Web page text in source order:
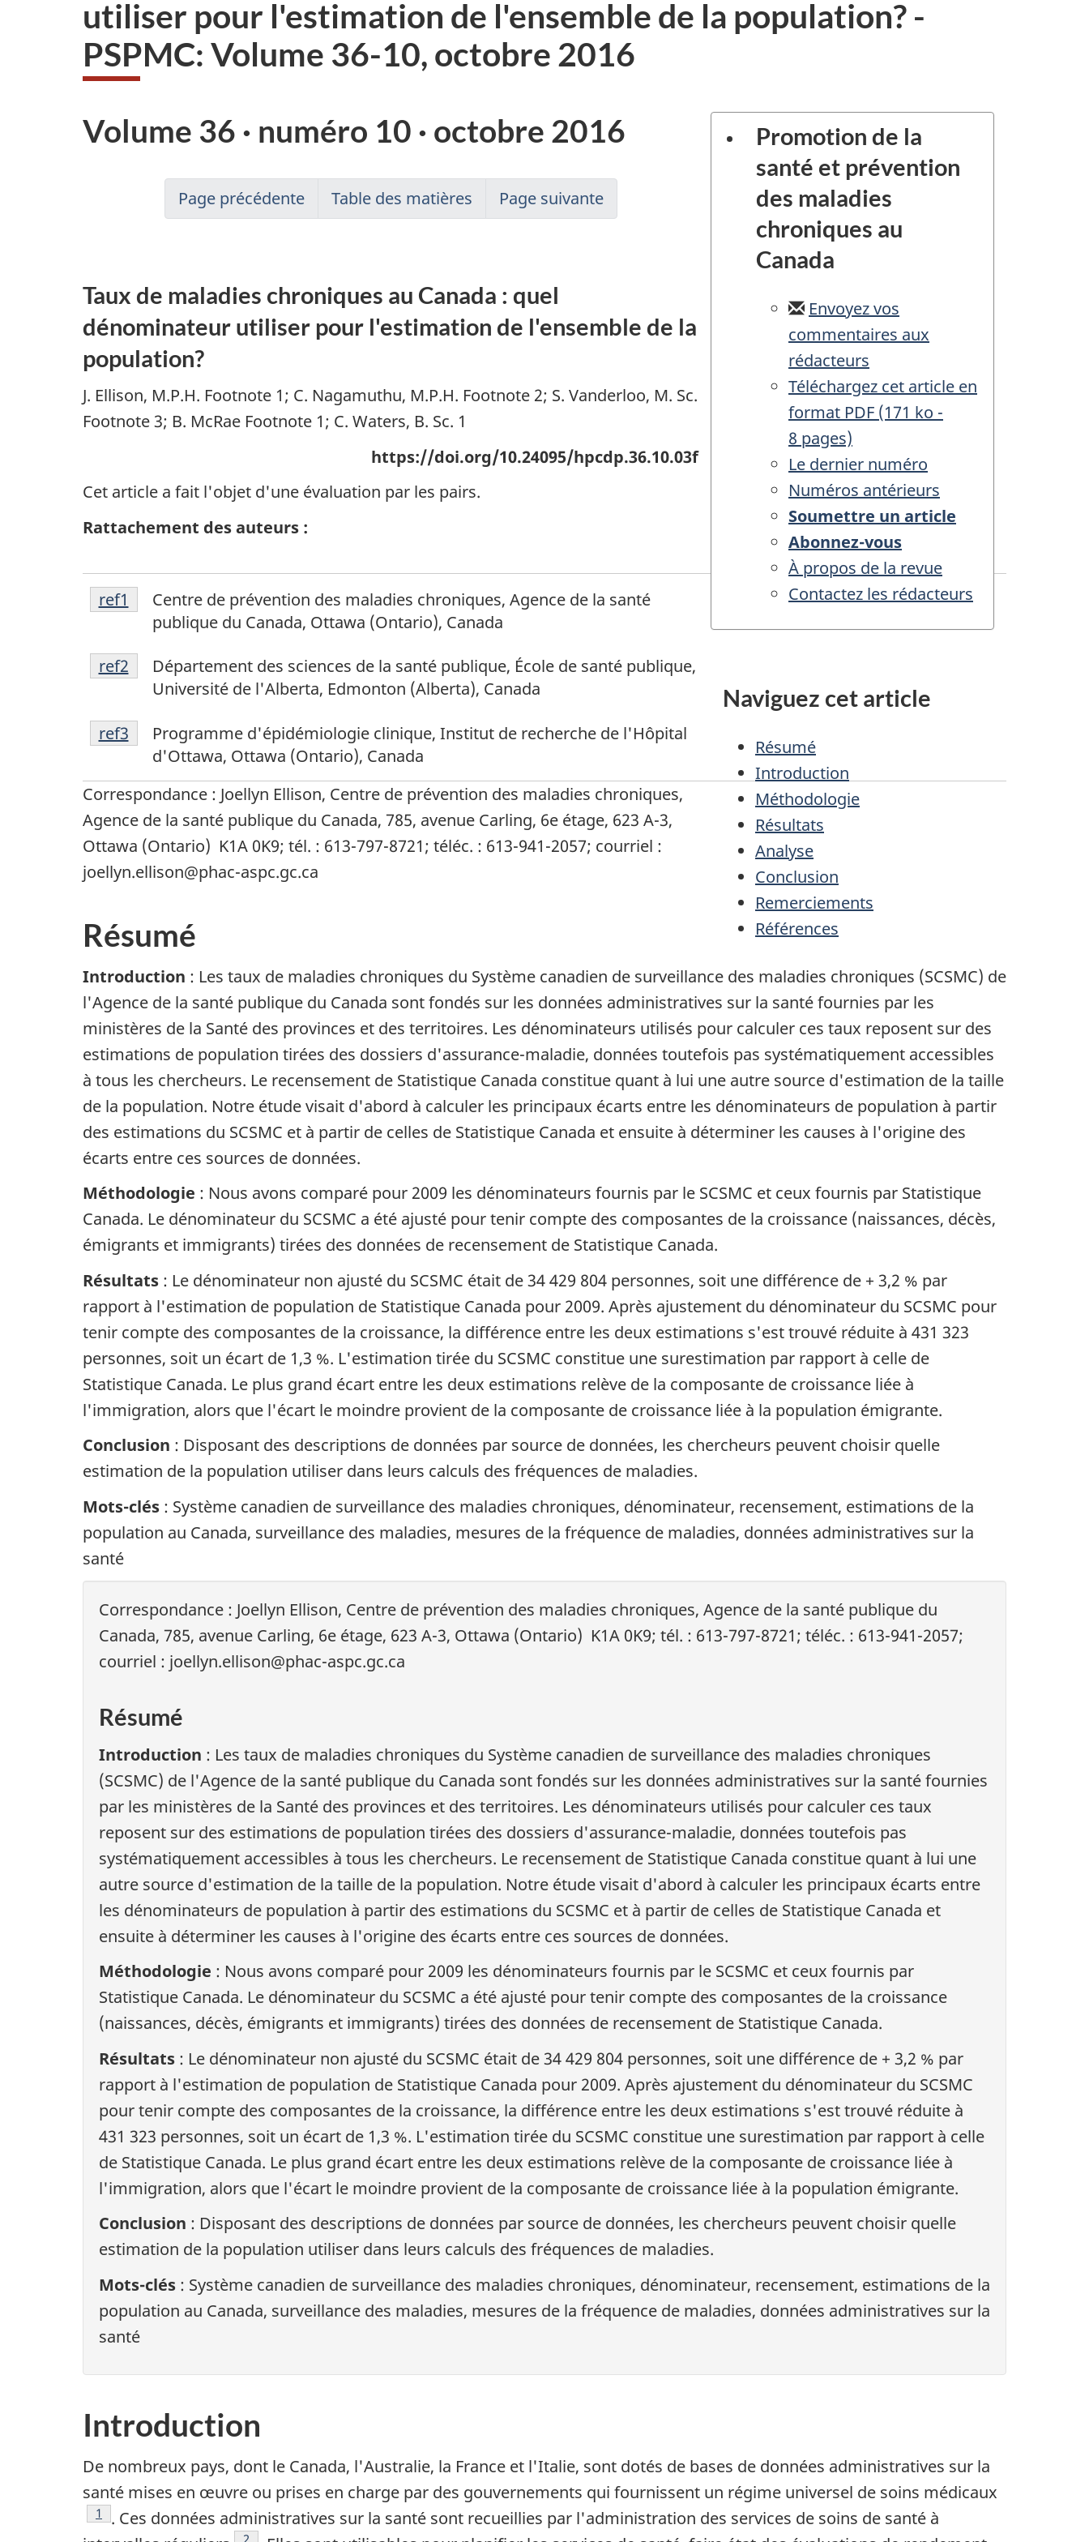
utiliser pour l'estimation de l'ensemble de la population? -
PSPMC: Volume 36-10, octobre 2016
Promotion de la
santé et prévention
des maladies
chroniques au
Canada
Envoyez vos
commentaires aux
rédacteurs
Appel
à
contributions
:
L'environnement
alimentaire
au
Canada
Téléchargez cet article en
format PDF (171 ko -
8 pages)
Le dernier numéro
Numéros antérieurs
Soumettre un article
Abonnez-vous
À propos de la revue
Contactez les rédacteurs
Naviguez cet article
Résumé
Introduction
Méthodologie
Résultats
Analyse
Conclusion
Remerciements
Références
Volume 36 · numéro 10 · octobre 2016
Page précédente Table des matières Page suivante
Taux de maladies chroniques au Canada : quel
dénominateur utiliser pour l'estimation de l'ensemble de la
population?
J. Ellison, M.P.H. Footnote 1; C. Nagamuthu, M.P.H. Footnote 2; S. Vanderloo, M. Sc.
Footnote 3; B. McRae Footnote 1; C. Waters, B. Sc. 1
https://doi.org/10.24095/hpcdp.36.10.03f
Cet article a fait l'objet d'une évaluation par les pairs.
Rattachement des auteurs :
F
o
t
n
o
t
e
Footnote
1
Centre de prévention des maladies chroniques, Agence de la santé
publique du Canada, Ottawa (Ontario), Canada
Return to footnote
ref1 referrer
Footnote
2
Département des sciences de la santé publique, École de santé publique,
Université de l'Alberta, Edmonton (Alberta), Canada
Return tofootnote
ref2 referrer
Footnote
3
Programme d'épidémiologie clinique, Institut de recherche de l'Hôpital
d'Ottawa, Ottawa (Ontario), Canada
Return to footnote
ref3 referrer
Correspondance : Joellyn Ellison, Centre de prévention des maladies chroniques,
Agence de la santé publique du Canada, 785, avenue Carling, 6e étage, 623 A-3,
Ottawa (Ontario) K1A 0K9; tél. : 613-797-8721; téléc. : 613-941-2057; courriel :
joellyn.ellison@phac-aspc.gc.ca
Résumé
Introduction : Les taux de maladies chroniques du Système canadien de surveillance des maladies chroniques (SCSMC) de
l'Agence de la santé publique du Canada sont fondés sur les données administratives sur la santé fournies par les
ministères de la Santé des provinces et des territoires. Les dénominateurs utilisés pour calculer ces taux reposent sur des
estimations de population tirées des dossiers d'assurance-maladie, données toutefois pas systématiquement accessibles
à tous les chercheurs. Le recensement de Statistique Canada constitue quant à lui une autre source d'estimation de la taille
de la population. Notre étude visait d'abord à calculer les principaux écarts entre les dénominateurs de population à partir
des estimations du SCSMC et à partir de celles de Statistique Canada et ensuite à déterminer les causes à l'origine des
écarts entre ces sources de données.
Méthodologie : Nous avons comparé pour 2009 les dénominateurs fournis par le SCSMC et ceux fournis par Statistique
Canada. Le dénominateur du SCSMC a été ajusté pour tenir compte des composantes de la croissance (naissances, décès,
émigrants et immigrants) tirées des données de recensement de Statistique Canada.
Résultats : Le dénominateur non ajusté du SCSMC était de 34 429 804 personnes, soit une différence de + 3,2 % par
rapport à l'estimation de population de Statistique Canada pour 2009. Après ajustement du dénominateur du SCSMC pour
tenir compte des composantes de la croissance, la différence entre les deux estimations s'est trouvé réduite à 431 323
personnes, soit un écart de 1,3 %. L'estimation tirée du SCSMC constitue une surestimation par rapport à celle de
Statistique Canada. Le plus grand écart entre les deux estimations relève de la composante de croissance liée à
l'immigration, alors que l'écart le moindre provient de la composante de croissance liée à la population émigrante.
Conclusion : Disposant des descriptions de données par source de données, les chercheurs peuvent choisir quelle
estimation de la population utiliser dans leurs calculs des fréquences de maladies.
Mots-clés : Système canadien de surveillance des maladies chroniques, dénominateur, recensement, estimations de la
population au Canada, surveillance des maladies, mesures de la fréquence de maladies, données administratives sur la
santé
Correspondance : Joellyn Ellison, Centre de prévention des maladies chroniques, Agence de la santé publique du
Canada, 785, avenue Carling, 6e étage, 623 A-3, Ottawa (Ontario) K1A 0K9; tél. : 613-797-8721; téléc. : 613-941-2057;
courriel : joellyn.ellison@phac-aspc.gc.ca
Résumé
Introduction : Les taux de maladies chroniques du Système canadien de surveillance des maladies chroniques
(SCSMC) de l'Agence de la santé publique du Canada sont fondés sur les données administratives sur la santé fournies
par les ministères de la Santé des provinces et des territoires. Les dénominateurs utilisés pour calculer ces taux
reposent sur des estimations de population tirées des dossiers d'assurance-maladie, données toutefois pas
systématiquement accessibles à tous les chercheurs. Le recensement de Statistique Canada constitue quant à lui une
autre source d'estimation de la taille de la population. Notre étude visait d'abord à calculer les principaux écarts entre
les dénominateurs de population à partir des estimations du SCSMC et à partir de celles de Statistique Canada et
ensuite à déterminer les causes à l'origine des écarts entre ces sources de données.
Méthodologie : Nous avons comparé pour 2009 les dénominateurs fournis par le SCSMC et ceux fournis par
Statistique Canada. Le dénominateur du SCSMC a été ajusté pour tenir compte des composantes de la croissance
(naissances, décès, émigrants et immigrants) tirées des données de recensement de Statistique Canada.
Résultats : Le dénominateur non ajusté du SCSMC était de 34 429 804 personnes, soit une différence de + 3,2 % par
rapport à l'estimation de population de Statistique Canada pour 2009. Après ajustement du dénominateur du SCSMC
pour tenir compte des composantes de la croissance, la différence entre les deux estimations s'est trouvé réduite à
431 323 personnes, soit un écart de 1,3 %. L'estimation tirée du SCSMC constitue une surestimation par rapport à celle
de Statistique Canada. Le plus grand écart entre les deux estimations relève de la composante de croissance liée à
l'immigration, alors que l'écart le moindre provient de la composante de croissance liée à la population émigrante.
Conclusion : Disposant des descriptions de données par source de données, les chercheurs peuvent choisir quelle
estimation de la population utiliser dans leurs calculs des fréquences de maladies.
Mots-clés : Système canadien de surveillance des maladies chroniques, dénominateur, recensement, estimations de la
population au Canada, surveillance des maladies, mesures de la fréquence de maladies, données administratives sur la
santé
Introduction
De nombreux pays, dont le Canada, l'Australie, la France et l'Italie, sont dotés de bases de données administratives sur la
santé mises en œuvre ou prises en charge par des gouvernements qui fournissent un régime universel de soins médicaux
Note de bas de page
1
. Ces données administratives sur la santé sont recueillies par l'administration des services de soins de santé à